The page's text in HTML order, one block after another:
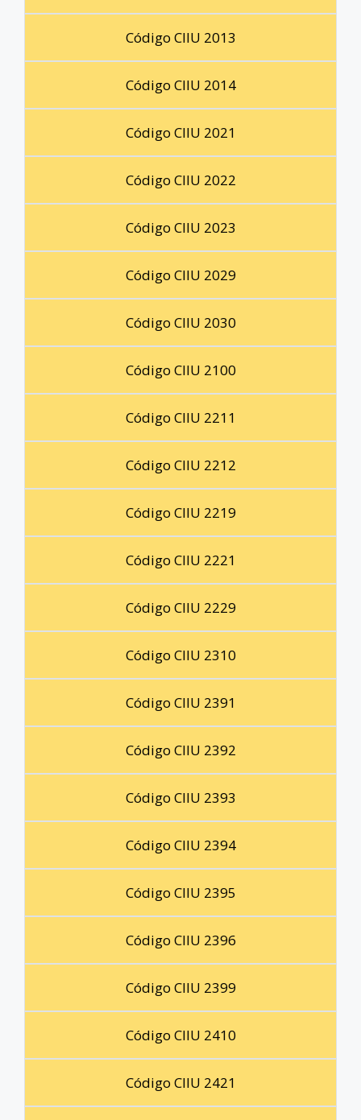
Código CIIU 2013
Código CIIU 2014
Código CIIU 2021
Código CIIU 2022
Código CIIU 2023
Código CIIU 2029
Código CIIU 2030
Código CIIU 2100
Código CIIU 2211
Código CIIU 2212
Código CIIU 2219
Código CIIU 2221
Código CIIU 2229
Código CIIU 2310
Código CIIU 2391
Código CIIU 2392
Código CIIU 2393
Código CIIU 2394
Código CIIU 2395
Código CIIU 2396
Código CIIU 2399
Código CIIU 2410
Código CIIU 2421